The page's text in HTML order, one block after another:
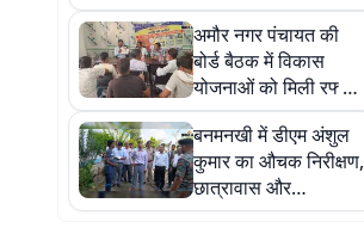
के घर पर चिपकाया
इश्तेहार
अमौर नगर पंचायत की
बोर्ड बैठक में विकास
योजनाओं को मिली रफ्तार,
सड़क और जल निकासी
पर विशेष जोर
बनमनखी में डीएम अंशुल
कुमार का औचक निरीक्षण,
छात्रावास और
अनुमंडलीय अस्पताल में